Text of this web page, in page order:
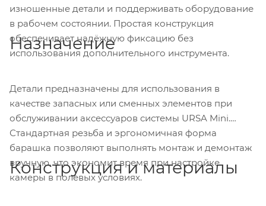
изношенные детали и поддерживать оборудование
в рабочем состоянии. Простая конструкция
обеспечивает надёжную фиксацию без
использования дополнительного инструмента.
Назначение
Детали предназначены для использования в
качестве запасных или сменных элементов при
обслуживании аксессуаров системы URSA Mini.
Стандартная резьба и эргономичная форма
барашка позволяют выполнять монтаж и демонтаж
вручную, что экономит время при настройке
камеры в полевых условиях.
Конструкция и материалы